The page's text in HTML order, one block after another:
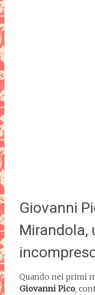
Giovanni
Mirandola,
Quando nei primi
Giovanni Pico,